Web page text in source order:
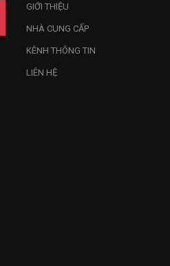
GIỚI THIỆU
NHÀ CUNG CẤP
KÊNH THÔNG TIN
LIÊN HỆ